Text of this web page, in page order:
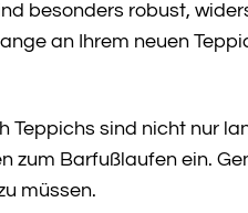
besonders robust,
an Ihrem neuen
Teppichs sind nicht nur
Barfußlaufen ein.
müssen.